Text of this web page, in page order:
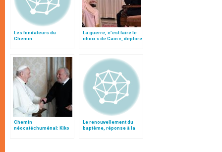
Les fondateurs du
Chemin
l'Université catholique
d'Amérique
La guerre, c’est faire le
choix « de Caïn », déplore
Chemin
néocatéchuménal: Kiko
Le renouvellement du
baptême, réponse à la